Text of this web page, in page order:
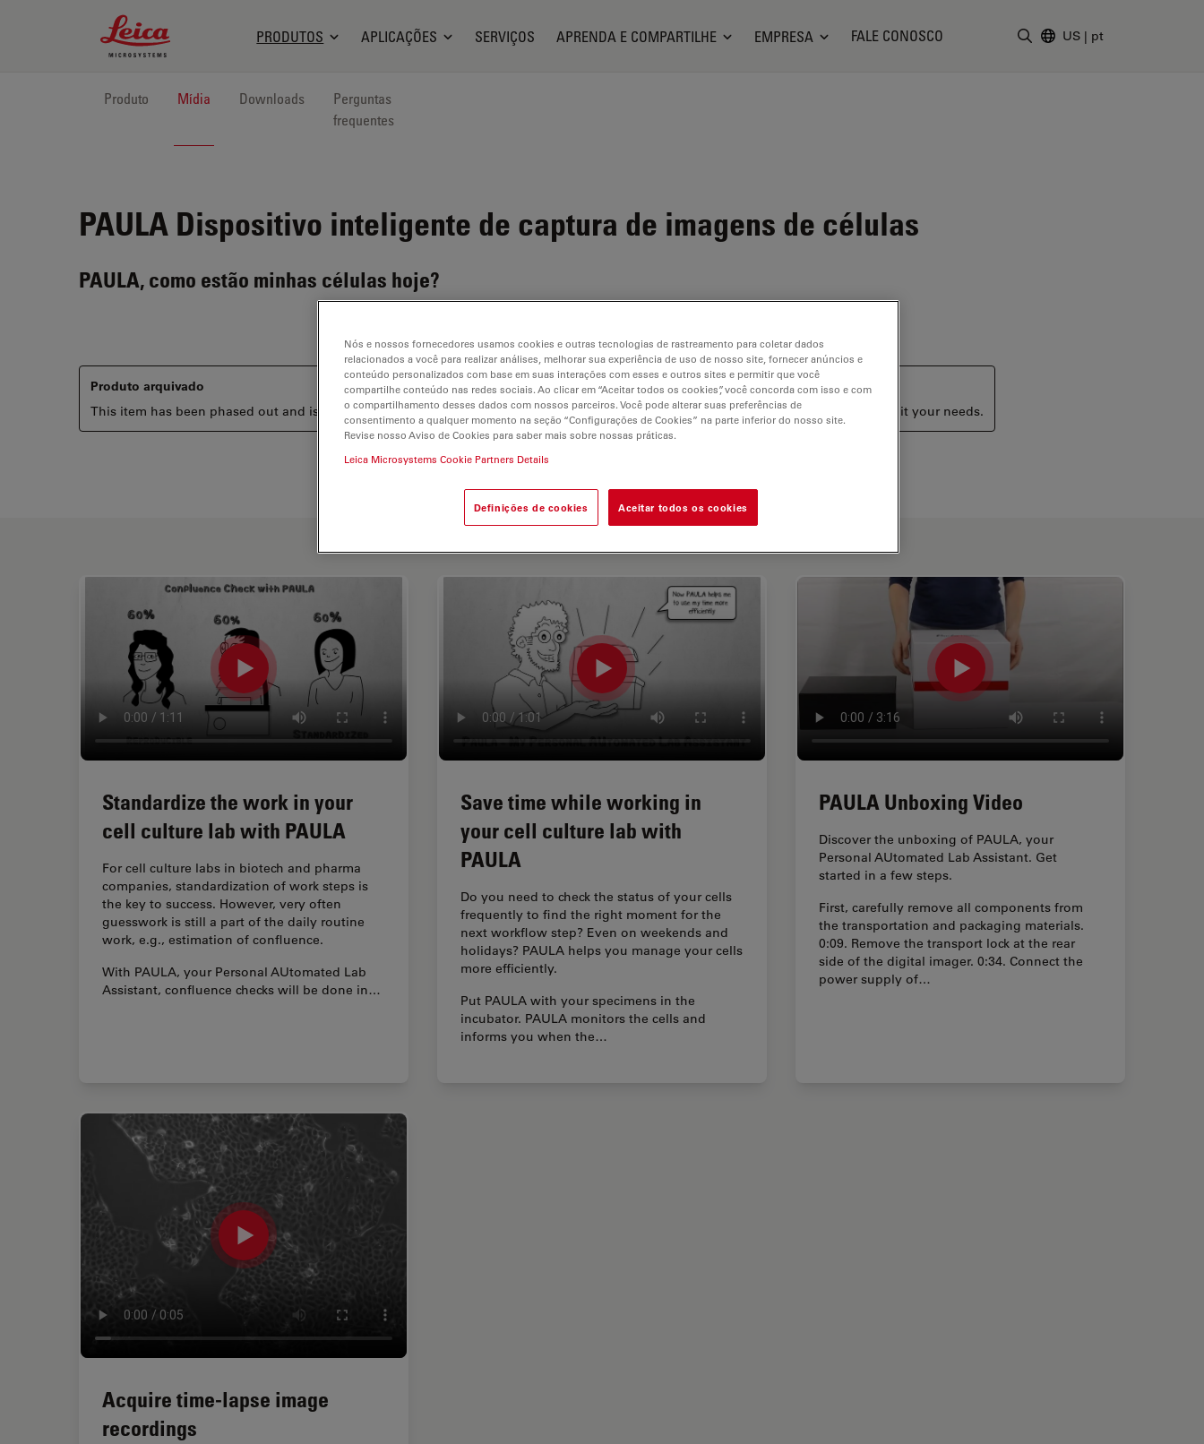
Leica Microsystems Logo
PRODUTOS APLICAÇÕES SERVIÇOS APRENDA E COMPARTILHE EMPRESA FALE CONOSCO US | pt
Produto Mídia Downloads
Perguntas
frequentes
PAULA Dispositivo inteligente de captura de imagens de células
PAULA, como estão minhas células hoje?
Produto arquivado
This item has been phased out and is no longer available. Please contact us to enquire about recent alternative products that may suit your needs.
Standardize the work in your
cell culture lab with PAULA
For cell culture labs in biotech and pharma
companies, standardization of work steps is
the key to success. However, very often
guesswork is still a part of the daily routine
work, e.g., estimation of confluence.
With PAULA, your Personal AUtomated Lab
Assistant, confluence checks will be done in…
Save time while working in
your cell culture lab with
PAULA
Do you need to check the status of your cells
frequently to find the right moment for the
next workflow step? Even on weekends and
holidays? PAULA helps you manage your cells
more efficiently.
Put PAULA with your specimens in the
incubator. PAULA monitors the cells and
informs you when the…
PAULA Unboxing Video
Discover the unboxing of PAULA, your
Personal AUtomated Lab Assistant. Get
started in a few steps.
First, carefully remove all components from
the transportation and packaging materials.
0:09. Remove the transport lock at the rear
side of the digital imager. 0:34. Connect the
power supply of…
Acquire time-lapse image
recordings
Nós e nossos fornecedores usamos cookies e outras tecnologias de rastreamento para coletar dados
relacionados a você para realizar análises, melhorar sua experiência de uso de nosso site, fornecer anúncios e
conteúdo personalizados com base em suas interações com esses e outros sites e permitir que você
compartilhe conteúdo nas redes sociais. Ao clicar em “Aceitar todos os cookies”, você concorda com isso e com
o compartilhamento desses dados com nossos parceiros. Você pode alterar suas preferências de
consentimento a qualquer momento na seção “Configurações de Cookies” na parte inferior do nosso site.
Revise nosso Aviso de Cookies para saber mais sobre nossas práticas.
Leica Microsystems Cookie Partners Details
Definições de cookies Aceitar todos os cookies